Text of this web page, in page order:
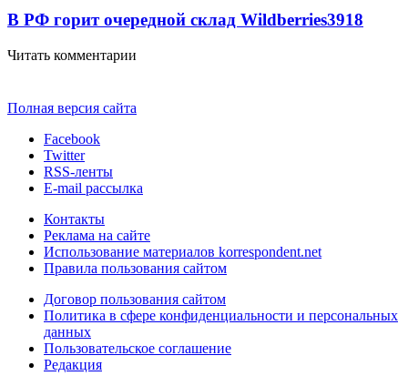
В РФ горит очередной склад Wildberries3918
Читать комментарии
Полная версия сайта
Facebook
Twitter
RSS-ленты
E-mail рассылка
Контакты
Реклама на сайте
Использование материалов korrespondent.net
Правила пользования сайтом
Договор пользования сайтом
Политика в сфере конфиденциальности и персональных
данных
Пользовательское соглашение
Редакция